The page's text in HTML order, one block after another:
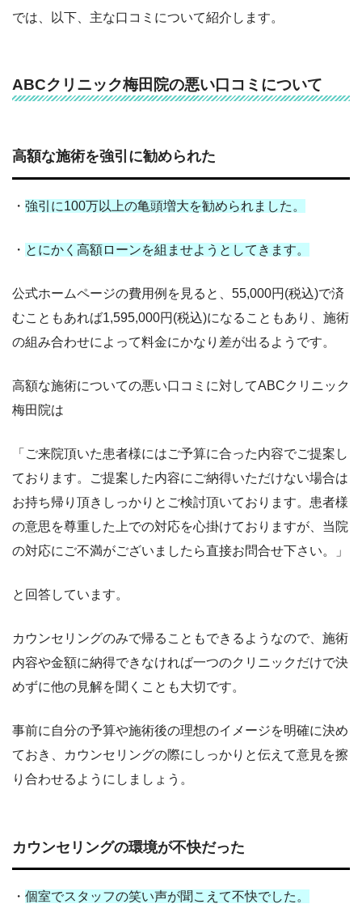
では、以下、主な口コミについて紹介します。
ABCクリニック梅田院の悪い口コミについて
高額な施術を強引に勧められた
・ 強引に100万以上の亀頭増大を勧められました。
・ とにかく高額ローンを組ませようとしてきます。
公式ホームページの費用例を見ると、55,000円(税込)で済
むこともあれば1,595,000円(税込)になることもあり、施術
の組み合わせによって料金にかなり差が出るようです。
高額な施術についての悪い口コミに対してABCクリニック
梅田院は
「ご来院頂いた患者様にはご予算に合った内容でご提案し
ております。ご提案した内容にご納得いただけない場合は
お持ち帰り頂きしっかりとご検討頂いております。患者様
の意思を尊重した上での対応を心掛けておりますが、当院
の対応にご不満がございましたら直接お問合せ下さい。」
と回答しています。
カウンセリングのみで帰ることもできるようなので、施術
内容や金額に納得できなければ一つのクリニックだけで決
めずに他の見解を聞くことも大切です。
事前に自分の予算や施術後の理想のイメージを明確に決め
ておき、カウンセリングの際にしっかりと伝えて意見を擦
り合わせるようにしましょう。
カウンセリングの環境が不快だった
・ 個室でスタッフの笑い声が聞こえて不快でした。